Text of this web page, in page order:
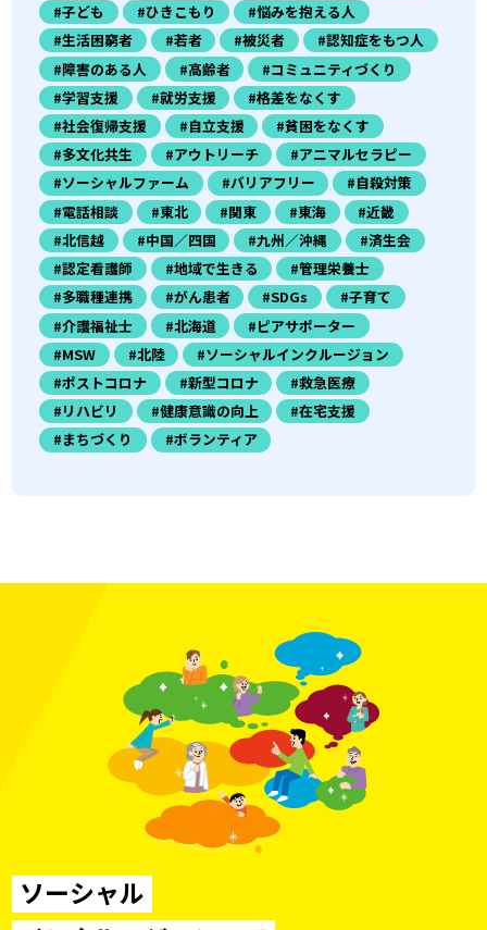
#子ども
#ひきこもり
#悩みを抱える人
#生活困窮者
#若者 #被災者
#認知症をもつ人
#障害のある人
#高齢者
#コミュニティづくり
#学習支援
#就労支援
#格差をなくす
#社会復帰支援
#自立支援
#貧困をなくす
#多文化共生
#アウトリーチ
#アニマルセラピー
#ソーシャルファーム
#バリアフリー
#自殺対策
#電話相談
#東北 #関東 #東海
#近畿
#北信越
#中国／四国 #九州／沖縄
#済生会
#認定看護師
#地域で生きる
#管理栄養士
#多職種連携
#がん患者 #SDGs
#子育て
#介護福祉士
#北海道
#ピアサポーター
#MSW
#北陸
#ソーシャルインクルージョン
#ポストコロナ
#新型コロナ
#救急医療
#リハビリ
#健康意識の向上
#在宅支援
#まちづくり
#ボランティア
ソーシャル